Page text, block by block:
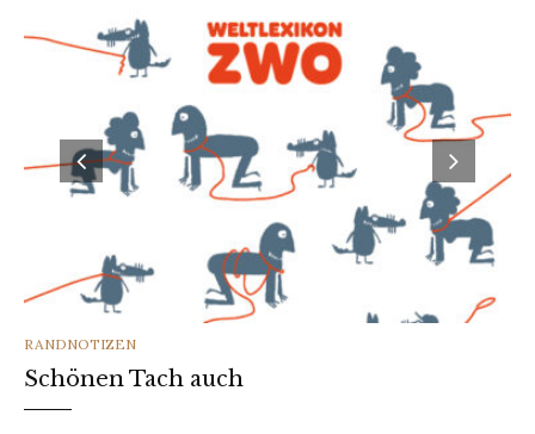
CATEGORIES
RANDNOTIZEN
Schönen Tach auch